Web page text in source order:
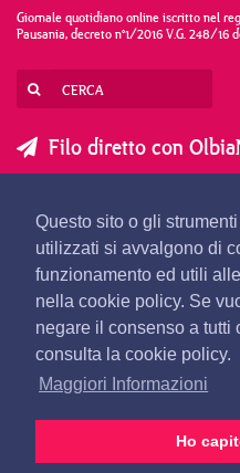
Questo sito o gli
utilizzati si avvalgono di
funzionamento ed utili
nella cookie policy. Se
negare il consenso a tutti
consulta la cookie policy.
Maggiori Informazioni
Ho
Giornale quotidiano online iscritto nel
Pausania, decreto n°1/2016 V.G. 248/16
Filo diretto con
SEGNALA UNA NOTIZIA
SEGNALA UN EVENTO